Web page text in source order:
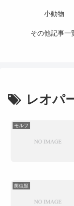
小動物
その他記事一
レオパ
モルフ
爬虫類